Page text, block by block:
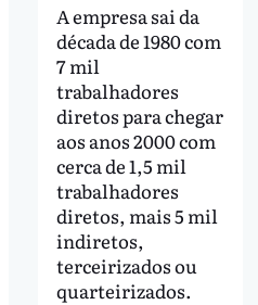
A empresa sai da
década de 1980 com
7 mil
trabalhadores
diretos para chegar
aos anos 2000 com
cerca de 1,5 mil
trabalhadores
diretos, mais 5 mil
indiretos,
terceirizados ou
quarteirizados.